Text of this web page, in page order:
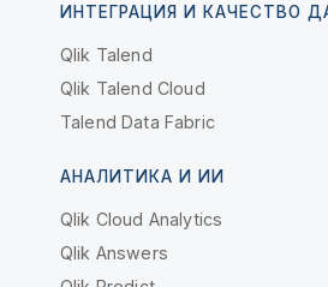
ИНТЕГРАЦИЯ И КАЧЕСТВО
Qlik Talend
Qlik Talend Cloud
Talend Data Fabric
АНАЛИТИКА И ИИ
Qlik Cloud Analytics
Qlik Answers